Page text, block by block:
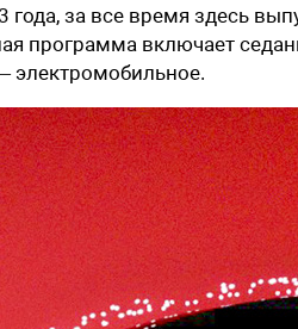
года, за все время здесь
программа включает
электромобильное.